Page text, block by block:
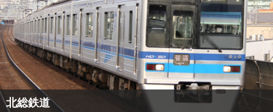
北総鉄道